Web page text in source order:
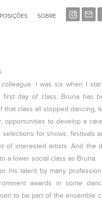
SOBRE
I was six when I
first day of class, Bruna has
that class all stopped dancing,
opportunities to develop a
selections for shows, festivals
of interested artists. And the
a lower social class as Bruna.
his talent by many
awards in some
to be part of the ensemble